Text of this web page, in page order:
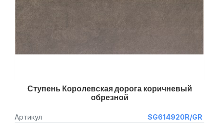
Ступень Королевская дорога коричневый
обрезной
Артикул
SG614920R/GR